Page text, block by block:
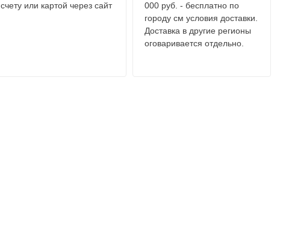
счету или картой через сайт
000 руб. - бесплатно по
городу см условия доставки.
Доставка в другие регионы
оговаривается отдельно.